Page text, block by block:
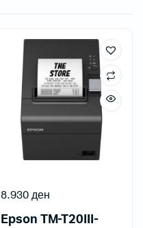
Epson TM-T20III-
8.930ден